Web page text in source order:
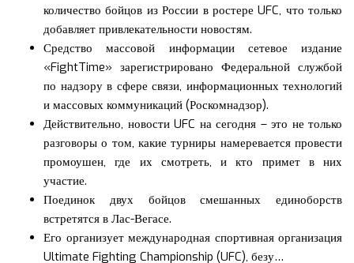
количество бойцов из России в ростере UFC, что только
добавляет привлекательности новостям.
Средство массовой информации сетевое издание
«FightTime» зарегистрировано Федеральной службой
по надзору в сфере связи, информационных технологий
и массовых коммуникаций (Роскомнадзор).
Действительно, новости UFC на сегодня – это не только
разговоры о том, какие турниры намеревается провести
промоушен, где их смотреть, и кто примет в них
участие.
Поединок двух бойцов смешанных единоборств
встретятся в Лас-Вегасе.
Его организует международная спортивная организация
Ultimate Fighting Championship (UFC), безу…